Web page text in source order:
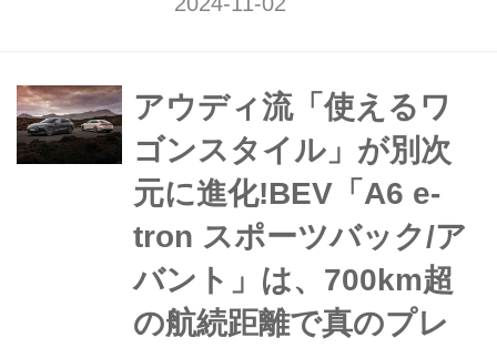
アウディ流「使えるワ
ゴンスタイル」が別次
元に進化!BEV「A6 e-
tron スポーツバック/ア
バント」は、700km超
の航続距離で真のプレ